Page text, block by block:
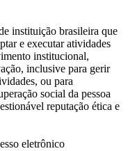
instituição brasileira que
e executar atividades
institucional,
inclusive para gerir
ou para
social da pessoa
reputação ética e
eletrônico